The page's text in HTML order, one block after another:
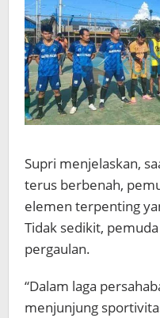
Supri menjelaskan,
terus berbenah,
elemen terpenting
Tidak sedikit,
pergaulan.
“Dalam laga
menjunjung